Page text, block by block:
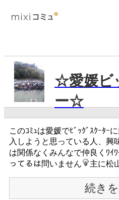
☆愛媛ビ
ー☆
このｺﾐｭは愛媛でﾋﾞｯｸﾞｽｸｰﾀｰ
入しようと思っている人、興
は関係なくみんなで仲良くﾜｲ
ってるは問いません
主に松
続き